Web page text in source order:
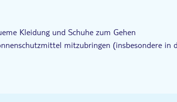
Kleidung und Schuhe zum Gehen
mitzubringen (insbesondere in